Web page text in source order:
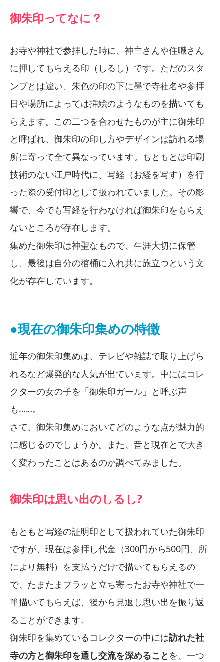
御朱印ってなに？
お寺や神社で参拝した時に、神主さんや住職さん
に押してもらえる印（しるし）です。ただのスタ
ンプとは違い、朱色の印の下に墨で寺社名や参拝
日や場所によっては挿絵のようなものを描いても
らえます。この二つを合わせたものが主に御朱印
と呼ばれ、御朱印の印し方やデザインは訪れる場
所に寄って全て異なっています。もともとは印刷
技術のない江戸時代に、写経（お経を写す）を行
った際の受付印として扱われていました。その影
響で、今でも写経を行わなければ御朱印をもらえ
ないところが存在します。
集めた御朱印は神聖なもので、生涯大切に保管
し、最後は自分の棺桶に入れ共に旅立つという文
化が存在しています。
●現在の御朱印集めの特徴
近年の御朱印集めは、テレビや雑誌で取り上げら
れるなど爆発的な人気が出ています。中にはコレ
クターの女の子を「御朱印ガール」と呼ぶ声
も……。
さて、御朱印集めにおいてどのような点が魅力的
に感じるのでしょうか。また、昔と現在とで大き
く変わったことはあるのか調べてみました。
御朱印は思い出のしるし?
もともと写経の証明印として扱われていた御朱印
ですが、現在は参拝し代金（300円から500円、所
により無料）を支払うだけで描いてもらえるの
で、たまたまフラッと立ち寄ったお寺や神社で一
筆描いてもらえば、後から見返し思い出を振り返
ることができます。
御朱印を集めているコレクターの中には訪れた社
寺の方と御朱印を通し交流を深めること を、一つ